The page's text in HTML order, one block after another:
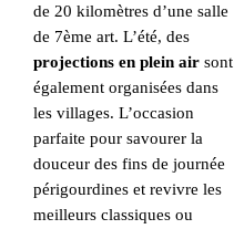
de 20 kilomètres d’une salle
de 7ème art. L’été, des
projections en plein air sont
également organisées dans
les villages. L’occasion
parfaite pour savourer la
douceur des fins de journée
périgourdines et revivre les
meilleurs classiques ou